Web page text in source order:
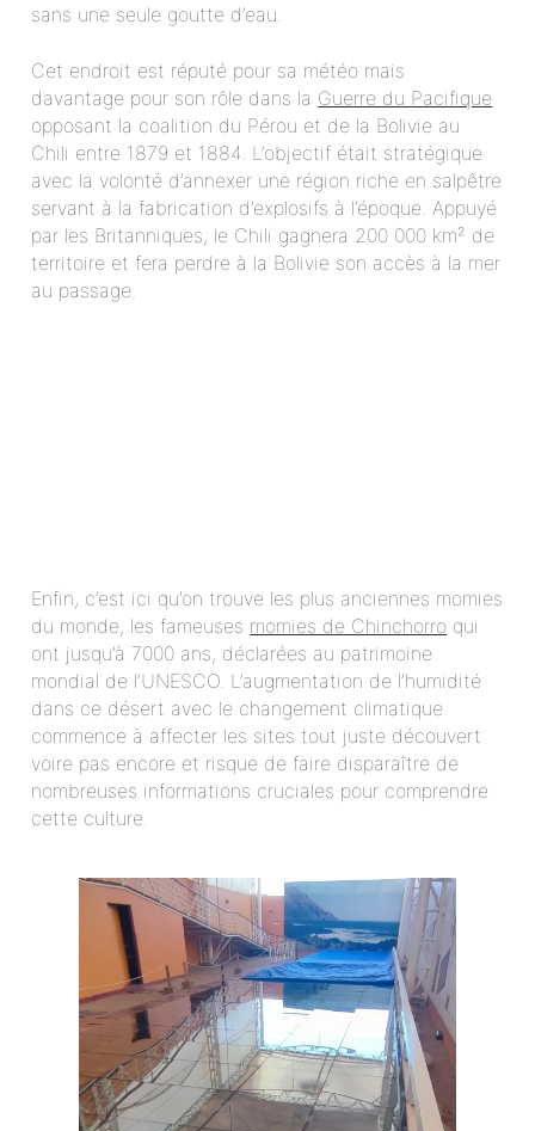
sans une seule goutte d’eau.
Cet endroit est réputé pour sa météo mais
davantage pour son rôle dans la Guerre du Pacifique
opposant la coalition du Pérou et de la Bolivie au
Chili entre 1879 et 1884. L’objectif était stratégique
avec la volonté d’annexer une région riche en salpêtre
servant à la fabrication d’explosifs à l’époque. Appuyé
par les Britanniques, le Chili gagnera 200 000 km² de
territoire et fera perdre à la Bolivie son accès à la mer
au passage.
Enfin, c’est ici qu’on trouve les plus anciennes momies
du monde, les fameuses momies de Chinchorro qui
ont jusqu’à 7000 ans, déclarées au patrimoine
mondial de l’UNESCO. L’augmentation de l’humidité
dans ce désert avec le changement climatique
commence à affecter les sites tout juste découvert
voire pas encore et risque de faire disparaître de
nombreuses informations cruciales pour comprendre
cette culture.